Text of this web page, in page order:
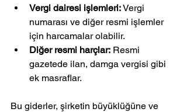
Vergi dairesi işlemleri: Vergi
numarası ve diğer resmi işlemler
için harcamalar olabilir.
Diğer resmi harçlar: Resmi
gazetede ilan, damga vergisi gibi
ek masraflar.
Bu giderler, şirketin büyüklüğüne ve